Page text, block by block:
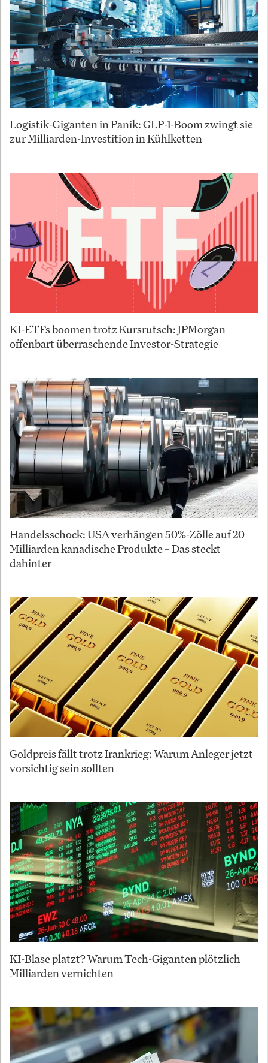
Logistik-Giganten in Panik: GLP-1-Boom zwingt sie
zur Milliarden-Investition in Kühlketten
KI-ETFs boomen trotz Kursrutsch: JPMorgan
offenbart überraschende Investor-Strategie
Handelsschock: USA verhängen 50%-Zölle auf 20
Milliarden kanadische Produkte – Das steckt
dahinter
Goldpreis fällt trotz Irankrieg: Warum Anleger jetzt
vorsichtig sein sollten
KI-Blase platzt? Warum Tech-Giganten plötzlich
Milliarden vernichten